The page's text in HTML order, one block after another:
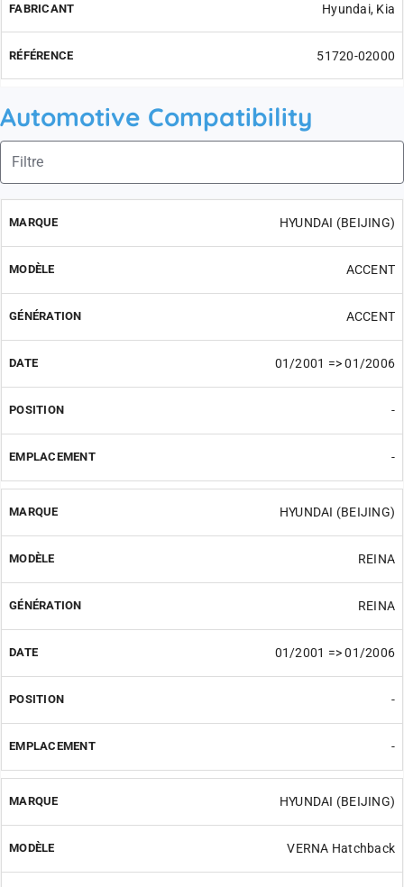
Hyundai, Kia
51720-02000
Automotive Compatibility
HYUNDAI (BEIJING)
ACCENT
ACCENT
01/2001 => 01/2006
-
-
HYUNDAI (BEIJING)
REINA
REINA
01/2001 => 01/2006
-
-
HYUNDAI (BEIJING)
VERNA Hatchback